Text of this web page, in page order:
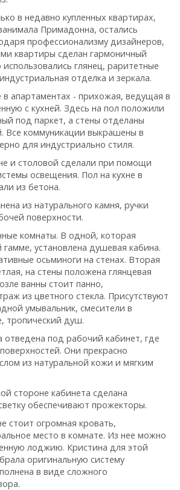
в недавно купленных квартирах,
Примадонна, остались
профессионализму дизайнеров,
квартиры сделан гармоничный
глянец, раритетные
отделка и зеркала.
апартаментах - прихожая, ведущая в
с кухней. Здесь на пол положили
под паркет, а стены отделаны
Все коммуникации выкрашены в
для индустриально стиля.
и столовой сделали при помощи
освещения. Пол на кухне в
из бетона.
из натурального камня, ручки
поверхности.
комнаты. В одной, которая
установлена душевая кабина.
осьминоги на стенах. Вторая
на стены положена глянцевая
ванны стоит панно,
из цветного стекла. Присутствуют
умывальник, смесители в
тропический душ.
отведена под рабочий кабинет, где
Они прекрасно
из натуральной кожи и мягким
стороне кабинета сделана
обеспечивают прожекторы.
стоит огромная кровать,
место в комнате. Из нее можно
лоджию. Кристина для этой
оригинальную систему
в виде сложного